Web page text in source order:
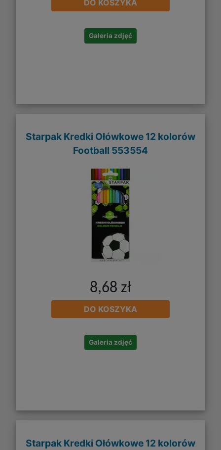
DO KOSZYKA
Galeria zdjęć
Starpak Kredki Ołówkowe 12 kolorów
Football 553554
8,68 zł
DO KOSZYKA
Galeria zdjęć
Starpak Kredki Ołówkowe 12 kolorów